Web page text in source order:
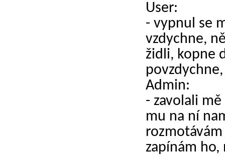
User:
- vypnul se
vzdychne,
židli, kopne
Admin:
- zavolali
mu na ní
zapínám ho,